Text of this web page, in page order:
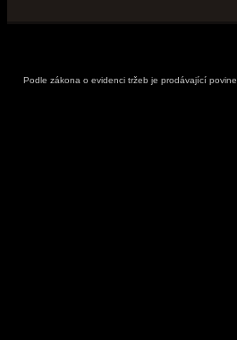
Podle zákona o evidenci tržeb je prodávající